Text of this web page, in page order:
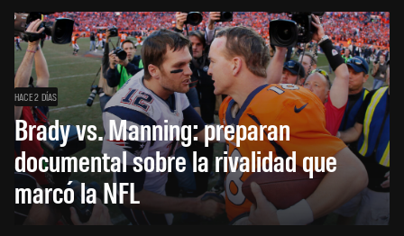
HACE 2 DÍAS
Brady vs. Manning: preparan
documental sobre la rivalidad que
marcó la NFL